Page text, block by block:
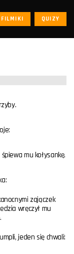
FILMIKI QUIZY
mu kołysankę.
zajączek
wręczył mu
jeden się chwali: